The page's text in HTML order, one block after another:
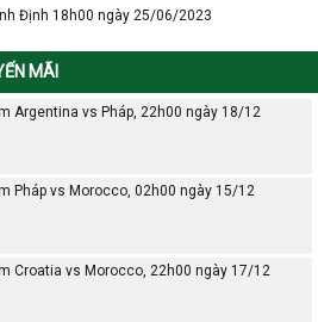
Định 18h00 ngày 25/06/2023
MÃI
Argentina vs Pháp, 22h00 ngày 18/12
Pháp vs Morocco, 02h00 ngày 15/12
Croatia vs Morocco, 22h00 ngày 17/12